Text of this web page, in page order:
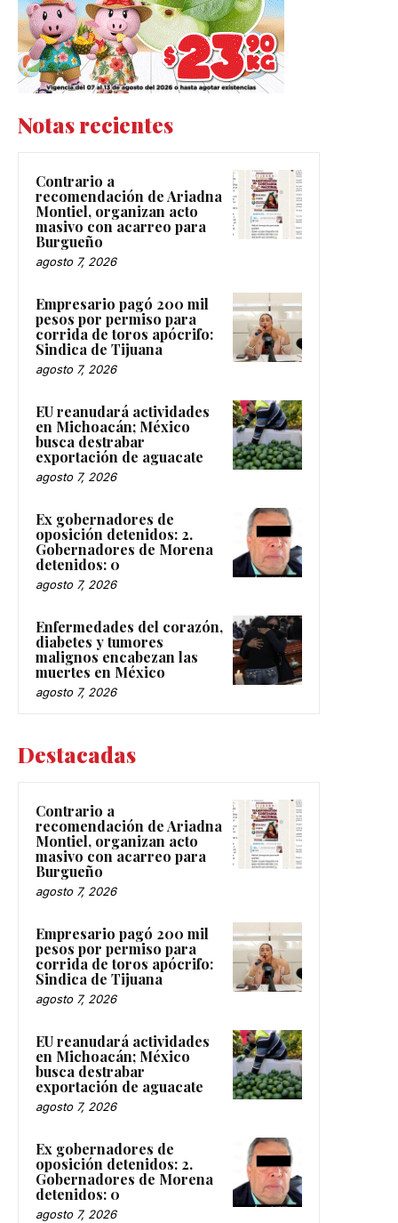
Notas recientes
Contrario a
recomendación de Ariadna
Montiel, organizan acto
masivo con acarreo para
Burgueño
agosto 7, 2026
Empresario pagó 200 mil
pesos por permiso para
corrida de toros apócrifo:
Sindica de Tijuana
agosto 7, 2026
EU reanudará actividades
en Michoacán; México
busca destrabar
exportación de aguacate
agosto 7, 2026
Ex gobernadores de
oposición detenidos: 2.
Gobernadores de Morena
detenidos: 0
agosto 7, 2026
Enfermedades del corazón,
diabetes y tumores
malignos encabezan las
muertes en México
agosto 7, 2026
Destacadas
Contrario a
recomendación de Ariadna
Montiel, organizan acto
masivo con acarreo para
Burgueño
agosto 7, 2026
Empresario pagó 200 mil
pesos por permiso para
corrida de toros apócrifo:
Sindica de Tijuana
agosto 7, 2026
EU reanudará actividades
en Michoacán; México
busca destrabar
exportación de aguacate
agosto 7, 2026
Ex gobernadores de
oposición detenidos: 2.
Gobernadores de Morena
detenidos: 0
agosto 7, 2026